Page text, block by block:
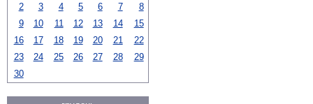
2
3 4 5 6 7
8
9
10 11 12 13 14
15
16
17 18 19 20 21
22
23
24 25 26 27 28
29
30